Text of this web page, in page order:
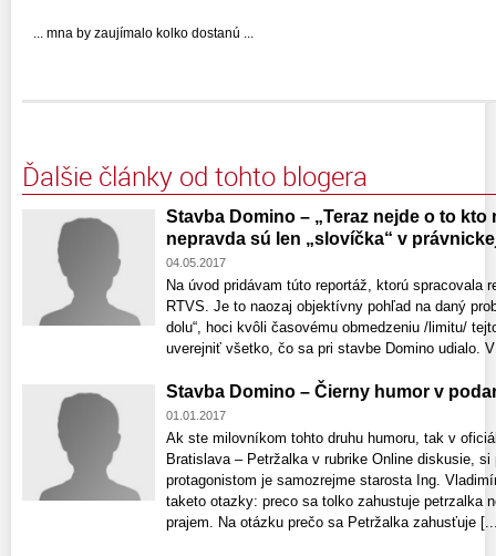
... mna by zaujímalo kolko dostanú ...
Ďalšie články od tohto blogera
Stavba Domino – „Teraz nejde o to kto
nepravda sú len „slovíčka“ v
04.05.2017
Na úvod pridávam túto reportáž, ktorú spracovala
RTVS. Je to naozaj objektívny pohľad na daný
dolu“, hoci kvôli časovému obmedzeniu /limitu/
uverejniť všetko, čo sa pri stavbe Domino udialo.
Stavba Domino – Čierny humor v
01.01.2017
Ak ste milovníkom tohto druhu humoru, tak v
Bratislava – Petržalka v rubrike Online diskusie,
protagonistom je samozrejme starosta Ing.
taketo otazky: preco sa tolko zahustuje petrzalka
prajem. Na otázku prečo sa Petržalka zahusťuje